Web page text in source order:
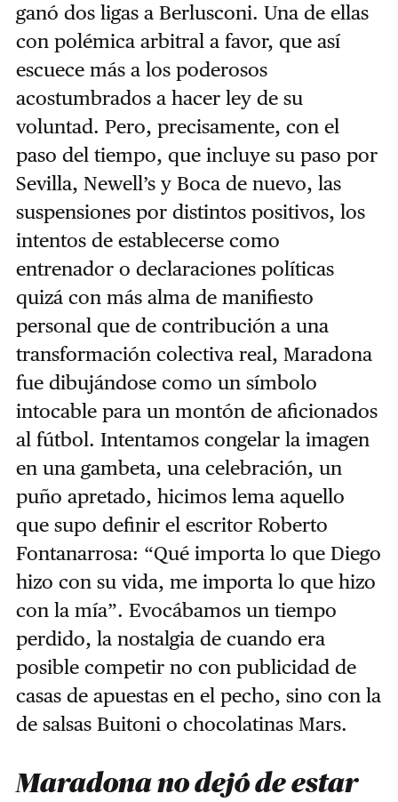
ganó dos ligas a Berlusconi. Una de ellas
con polémica arbitral a favor, que así
escuece más a los poderosos
acostumbrados a hacer ley de su
voluntad. Pero, precisamente, con el
paso del tiempo, que incluye su paso por
Sevilla, Newell’s y Boca de nuevo, las
suspensiones por distintos positivos, los
intentos de establecerse como
entrenador o declaraciones políticas
quizá con más alma de manifiesto
personal que de contribución a una
transformación colectiva real, Maradona
fue dibujándose como un símbolo
intocable para un montón de aficionados
al fútbol. Intentamos congelar la imagen
en una gambeta, una celebración, un
puño apretado, hicimos lema aquello
que supo definir el escritor Roberto
Fontanarrosa: “Qué importa lo que Diego
hizo con su vida, me importa lo que hizo
con la mía”. Evocábamos un tiempo
perdido, la nostalgia de cuando era
posible competir no con publicidad de
casas de apuestas en el pecho, sino con la
de salsas Buitoni o chocolatinas Mars.
Maradona no dejó de estar